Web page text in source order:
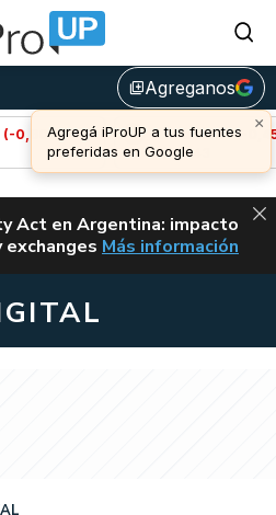
library_addAgreganos
Avalanche (-0,45%)
u$s 6,43
ALERTA
Act en Argentina: impacto
CLARITY ACT EN
Más información